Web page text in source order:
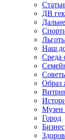
Статьи
ДВ
Наш
Среда
Образ
Музеи
Город
Бизнес